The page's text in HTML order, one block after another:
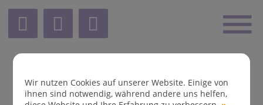
Wir nutzen Cookies auf unserer Website. Einige von
ihnen sind notwendig, während andere uns helfen,